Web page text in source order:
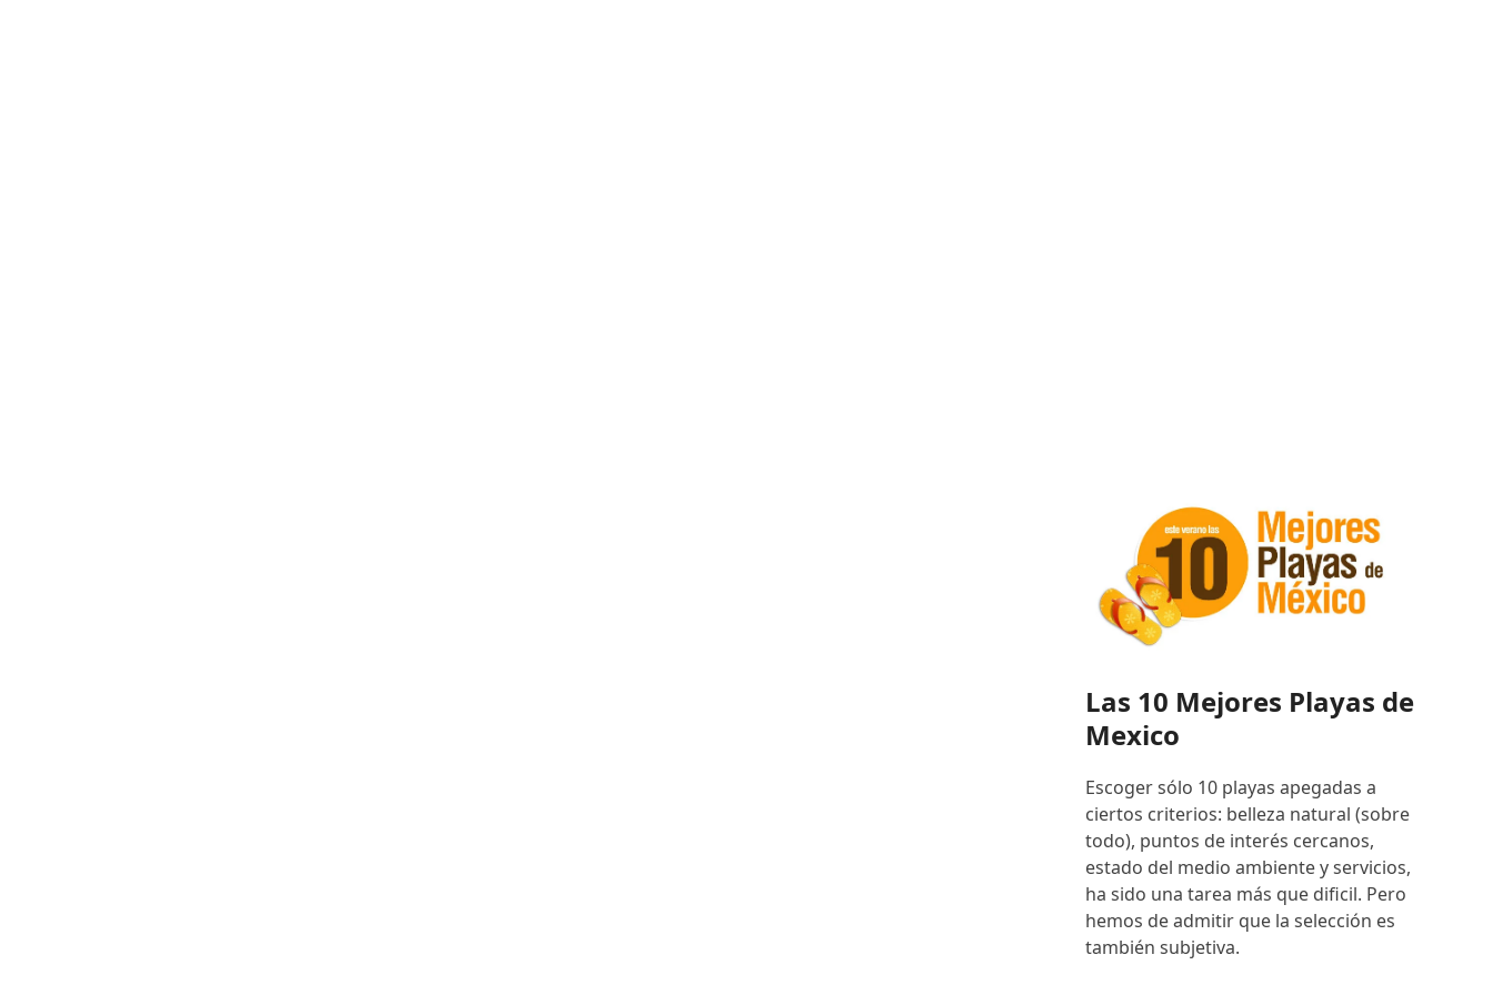
Las 10 Mejores Playas de
Mexico
Escoger sólo 10 playas apegadas a
ciertos criterios: belleza natural (sobre
todo), puntos de interés cercanos,
estado del medio ambiente y servicios,
ha sido una tarea más que dificil. Pero
hemos de admitir que la selección es
también subjetiva.